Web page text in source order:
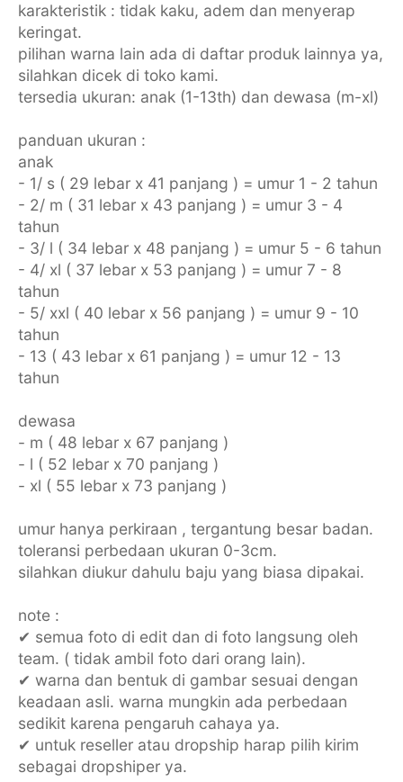
karakteristik : tidak kaku, adem dan menyerap
keringat.
pilihan warna lain ada di daftar produk lainnya ya,
silahkan dicek di toko kami.
tersedia ukuran: anak (1-13th) dan dewasa (m-xl)
panduan ukuran :
anak
- 1/ s ( 29 lebar x 41 panjang ) = umur 1 - 2 tahun
- 2/ m ( 31 lebar x 43 panjang ) = umur 3 - 4
tahun
- 3/ l ( 34 lebar x 48 panjang ) = umur 5 - 6 tahun
- 4/ xl ( 37 lebar x 53 panjang ) = umur 7 - 8
tahun
- 5/ xxl ( 40 lebar x 56 panjang ) = umur 9 - 10
tahun
- 13 ( 43 lebar x 61 panjang ) = umur 12 - 13
tahun
dewasa
- m ( 48 lebar x 67 panjang )
- l ( 52 lebar x 70 panjang )
- xl ( 55 lebar x 73 panjang )
umur hanya perkiraan , tergantung besar badan.
toleransi perbedaan ukuran 0-3cm.
silahkan diukur dahulu baju yang biasa dipakai.
note :
✔ semua foto di edit dan di foto langsung oleh
team. ( tidak ambil foto dari orang lain).
✔ warna dan bentuk di gambar sesuai dengan
keadaan asli. warna mungkin ada perbedaan
sedikit karena pengaruh cahaya ya.
✔ untuk reseller atau dropship harap pilih kirim
sebagai dropshiper ya.